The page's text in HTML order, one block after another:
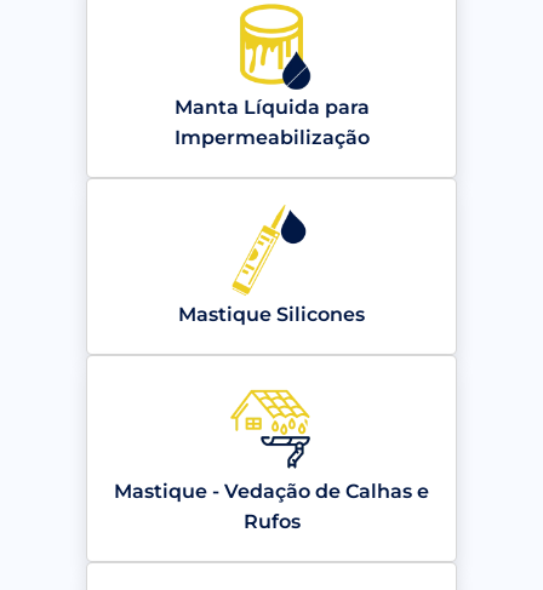
Manta Líquida para
Impermeabilização
Mastique Silicones
Mastique - Vedação de Calhas e
Rufos